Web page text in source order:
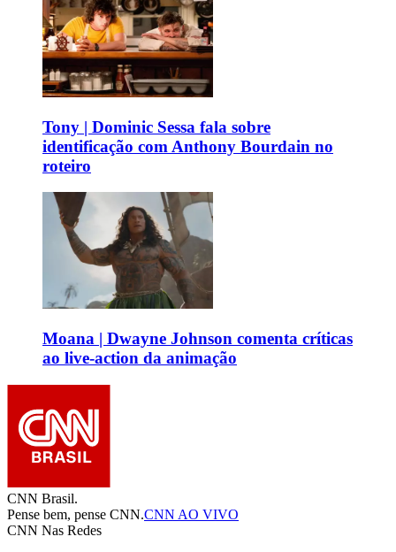
Tony | Dominic Sessa fala sobre
identificação com Anthony Bourdain no
roteiro
Moana | Dwayne Johnson comenta críticas
ao live-action da animação
CNN Brasil.
Pense bem, pense CNN.CNN AO VIVO
CNN Nas Redes